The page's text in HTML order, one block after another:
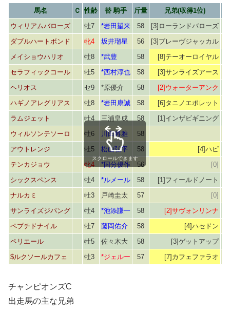
馬名 Ｃ 性齢 替 騎手 斤量
兄弟(収得1位)
ウィリアムバローズ
牡7 *岩田望来 58
[3]ローランドバローズ
ダブルハートボンド
牝4 坂井瑠星 56
[3]ブレーヴジャッカル
メイショウハリオ
牡8 *武豊 58 [8]テーオーロイヤル
セラフィックコール
牡5 *西村淳也 58
[3]サンライズアース
ヘリオス
セ9 *原優介 58
[2]ウォーターアンク
ハギノアレグリアス
牡8 *岩田康誠 58 [6]タニノエポレット
ラムジェット
牡4 三浦皇成 58
[1]インザビギニング
ウィルソンテソーロ
牡6 川田将雅
58
アウトレンジ
牡5 松山弘平 58
[4]ハピ
テンカジョウ
牝4 *国分優作 56
[0]
シックスペンス
牡4 *ルメール 58
[1]フィールドノート
ナルカミ
牡3 戸崎圭太 57
[0]
サンライズジパング
牡4 *池添謙一 58
[2]サヴォンリンナ
ペプチドナイル
牡7 藤岡佑介 58
[4]ハセドン
ペリエール
牡5 佐々木大 58
[3]ゲットアップ
$ルクソールカフェ
牡3 *ジェルー 57 [7]カフェファラオ
スクロールできます
チャンピオンズC
出走馬の主な兄弟